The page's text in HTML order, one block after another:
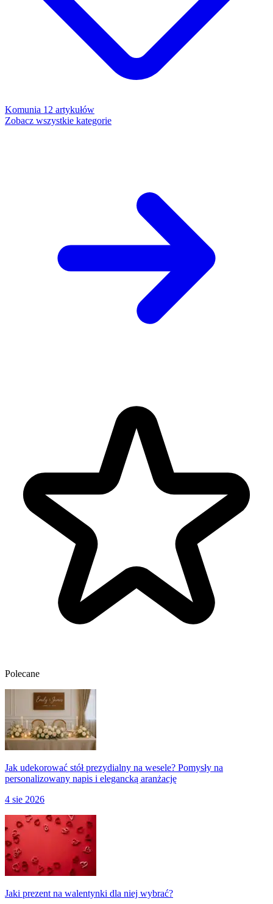
Komunia 12 artykułów
Zobacz wszystkie kategorie
Polecane
Jak udekorować stół prezydialny na wesele? Pomysły na
personalizowany napis i elegancką aranżację
4 sie 2026
Jaki prezent na walentynki dla niej wybrać?